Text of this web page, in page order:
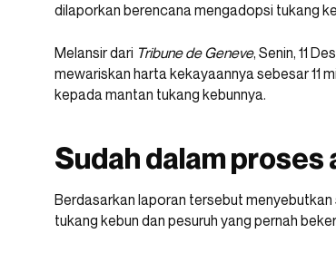
dilaporkan berencana mengadopsi tukang
Melansir dari Tribune de Geneve, Senin, 11
mewariskan harta kekayaannya sebesar 11
kepada mantan tukang kebunnya.
Sudah dalam proses
Berdasarkan laporan tersebut
tukang kebun dan pesuruh yang pernah